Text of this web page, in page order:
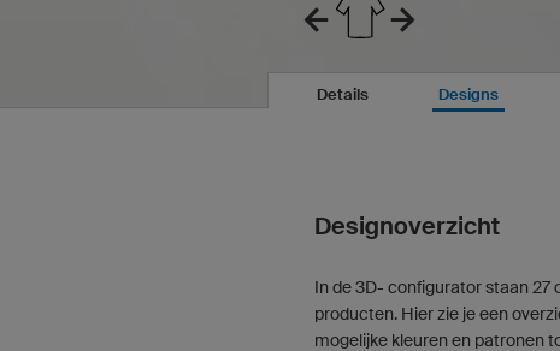
Details Designs
Designoverzicht
In de 3D- configurator staan 27
producten. Hier zie je een
mogelijke kleuren en patronen